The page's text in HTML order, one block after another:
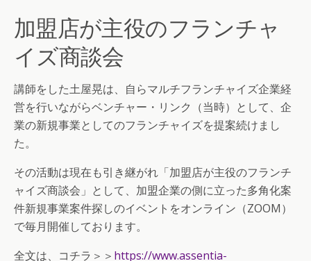
加盟店が主役のフランチャ
イズ商談会
講師をした土屋晃は、自らマルチフランチャイズ企業経
営を行いながらベンチャー・リンク（当時）として、企
業の新規事業としてのフランチャイズを提案続けまし
た。
その活動は現在も引き継がれ「加盟店が主役のフランチ
ャイズ商談会」として、加盟企業の側に立った多角化案
件新規事業案件探しのイベントをオンライン（ZOOM）
で毎月開催しております。
全文は、コチラ＞＞ https://www.assentia-